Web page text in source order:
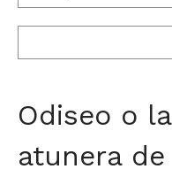
Odiseo o
atunera